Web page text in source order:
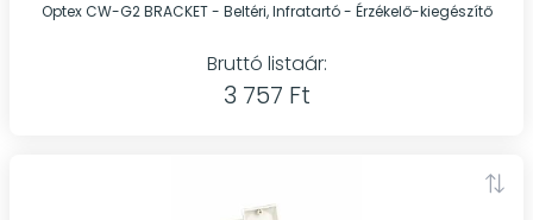
Optex CW-G2 BRACKET - Beltéri, Infratartó - Érzékelő-kiegészítő
Bruttó listaár:
3 757 Ft